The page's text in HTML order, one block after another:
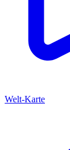
Welt-Karte